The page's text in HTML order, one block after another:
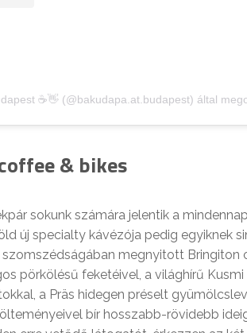
☕️👋 (@bakudapa.at.budapest) által
& bikes
sokunk számára jelentik a
új specialty kávézója pedig egyiknek
szomszédságában megnyitott Bringiton
pörkölésű feketéivel, a világhírű
a Präs hidegen préselt
bír hosszabb-rövidebb